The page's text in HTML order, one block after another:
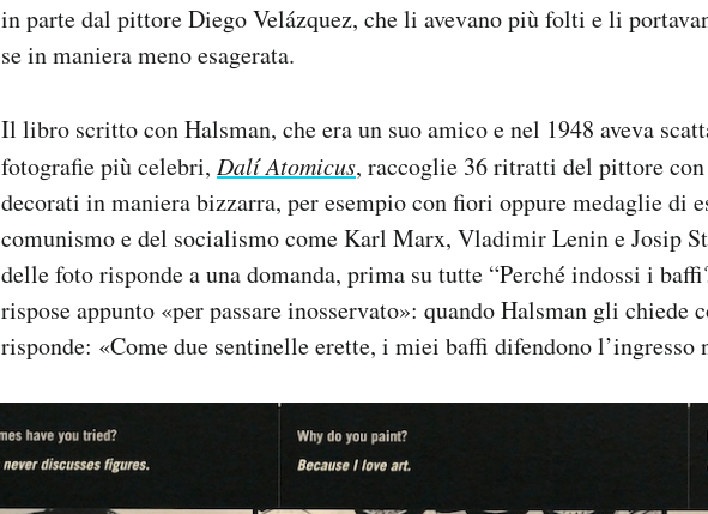
in parte dal pittore Diego Velázquez, che li avevano più folti e li
se in maniera meno esagerata.
Il libro scritto con Halsman, che era un suo amico e nel 1948 aveva
fotografie più celebri, Dalí Atomicus, raccoglie 36 ritratti del pittore
decorati in maniera bizzarra, per esempio con fiori oppure medaglie di
comunismo e del socialismo come Karl Marx, Vladimir Lenin e Josip
delle foto risponde a una domanda, prima su tutte “Perché indossi i
rispose appunto «per passare inosservato»: quando Halsman gli chiede
risponde: «Come due sentinelle erette, i miei baffi difendono l’ingresso